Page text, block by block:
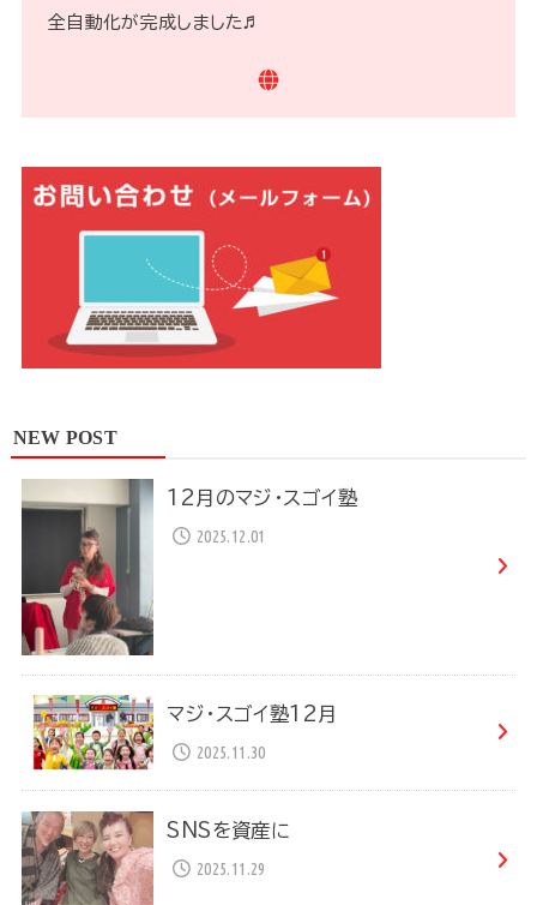
全自動化が完成しました♬
NEW POST
12月のマジ・スゴイ塾
2025.12.01
マジ・スゴイ塾12月
2025.11.30
SNSを資産に
2025.11.29